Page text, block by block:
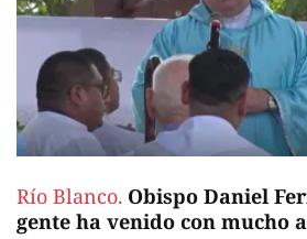
Río Blanco. Obispo Daniel
gente ha venido con mucho